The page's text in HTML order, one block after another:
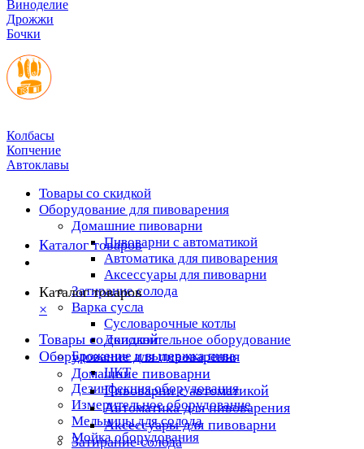
Виноделие
Дрожжи
Бочки
Колбасы
Копчение
Автоклавы
Товары со скидкой
Оборудование для пивоварения
Домашние пивоварни
Пивоварни с автоматикой
Автоматика для пивоварения
Аксессуары для пивоварни
Затирание солода
Варка сусла
Cусловарочные котлы
Дополнительное оборудование
Брожение и выдержка пива
ЦКТ
Дезинфекция оборудования
Измерительное оборудование
Мельницы для солода
Мойка оборудования
Каталог товаров
Каталог товаров
×
Товары со скидкой
Оборудование для пивоварения
Домашние пивоварни
Пивоварни с автоматикой
Автоматика для пивоварения
Аксессуары для пивоварни
Затирание солода